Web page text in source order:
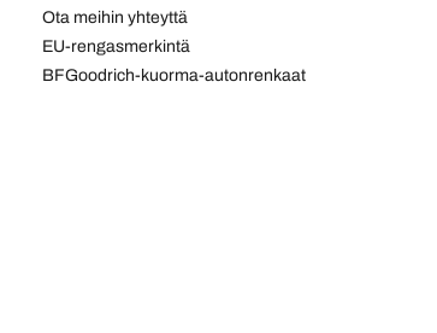
Ota meihin yhteyttä
EU-rengasmerkintä
BFGoodrich-kuorma-autonrenkaat